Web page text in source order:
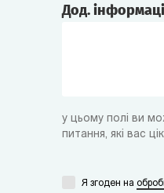
Дод.
у цьому полі ви
питання, які вас
Я згоден на